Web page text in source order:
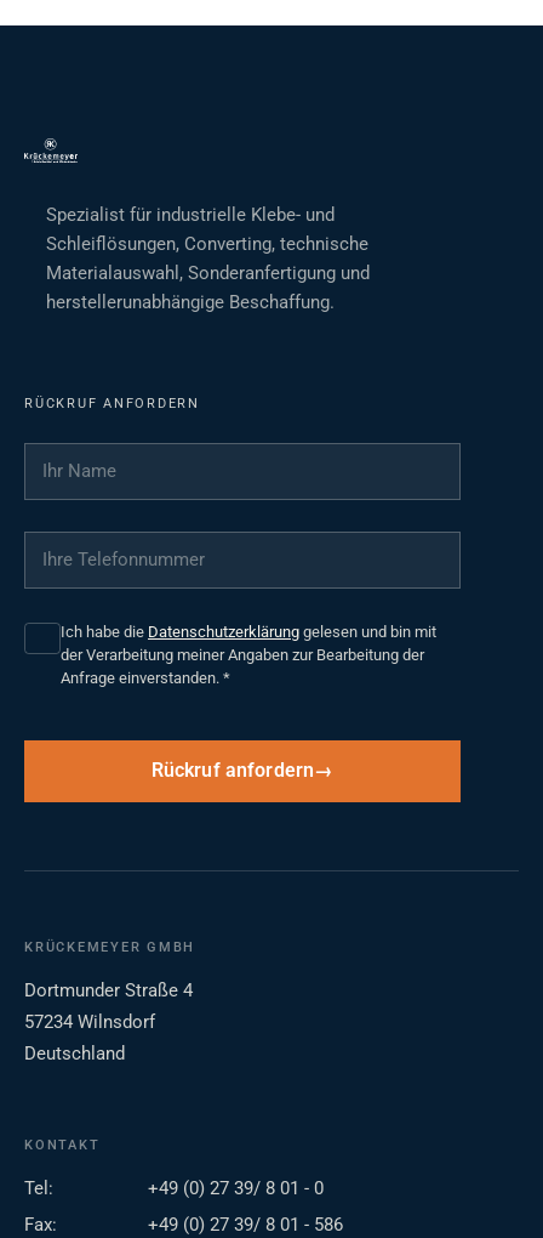
Spezialist für industrielle Klebe- und
Schleiflösungen, Converting, technische
Materialauswahl, Sonderanfertigung und
herstellerunabhängige Beschaffung.
RÜCKRUF ANFORDERN
Ihr Name
Ihre Telefonnummer
Ich habe die Datenschutzerklärung gelesen und bin mit
der Verarbeitung meiner Angaben zur Bearbeitung der
Anfrage einverstanden. *
Rückruf anfordern
KRÜCKEMEYER GMBH
Dortmunder Straße 4
57234 Wilnsdorf
Deutschland
KONTAKT
Tel:
+49 (0) 27 39/ 8 01 - 0
Fax:
+49 (0) 27 39/ 8 01 - 586